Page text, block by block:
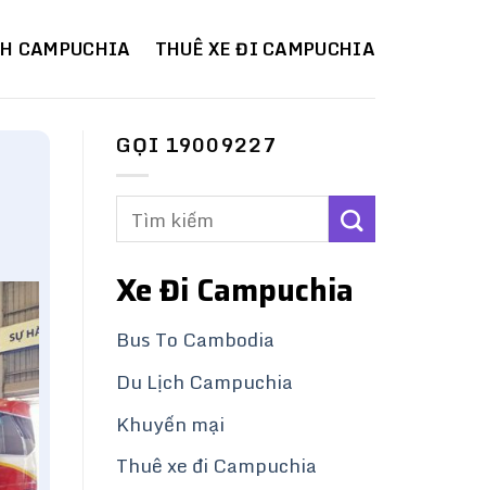
CAMPUCHIA THUÊ XE ĐI CAMPUCHIA
GỌI 19009227
Xe Đi Campuchia
Bus To Cambodia
Du Lịch Campuchia
Khuyến mại
Thuê xe đi Campuchia